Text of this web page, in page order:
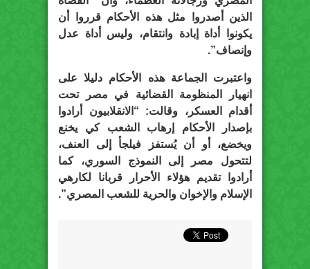
الذين أصدروا مثل هذه الأحكام قرروا أن
يكونوا أداة إبادة وانتقام، وليس أداة عدل
وإنصاف”.
واعتبرت الجماعة هذه الأحكام دليلا على
انهيار المنظومة القضائية في مصر تحت
أقدام العسكر، وقالت: “الانقلابيون أرادوا
بإصدار الأحكام إرهاب الشعب كي يخنع
ويخضع، أو أن يُستفز فيلجأ إلى العنف،
لتتحول مصر إلى النموذج السوري، كما
أرادوا تقديم هؤلاء الأحرار قربانا لكارهي
الإسلام والإخوان والحرية للشعب المصري”.